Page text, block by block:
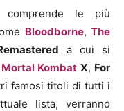
comprende le più
Bloodborne,The
a cui si
Mortal Kombat X, For
famosi titoli di tutti i
lista, verranno